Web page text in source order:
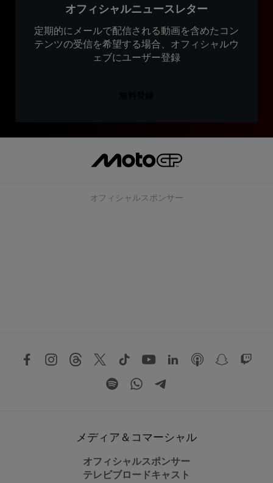
オフィシャルニュースレター
定期的にメールで配信される動画を含めたコン
テンツの受信を希望する場合、オフィシャルウ
ェブにユーザー登録
オフィシャルスポンサー
メディア＆コマーシャル
オフィシャルスポンサー
テレビブロードキャスト